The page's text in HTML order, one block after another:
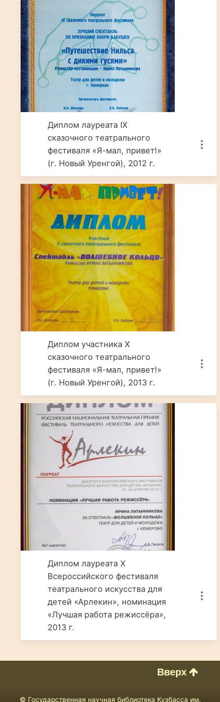
Диплом лауреата IX
сказочного театрального
фестиваля «Я-мал, привет!»
(г. Новый Уренгой), 2012 г.
Диплом участника X
сказочного театрального
фестиваля «Я-мал, привет!»
(г. Новый Уренгой), 2013 г.
Диплом лауреата X
Всероссийского фестиваля
театрального искусства для
детей «Арлекин», номинация
«Лучшая работа режиссёра»,
2013 г.
Вверх
© Государственная научная библиотека Кузбасса им.